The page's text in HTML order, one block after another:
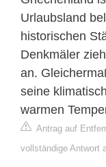
Urlaubsland
historischen
Denkmäler
an.
seine
warmen
Antrag auf
vollständige Antwort